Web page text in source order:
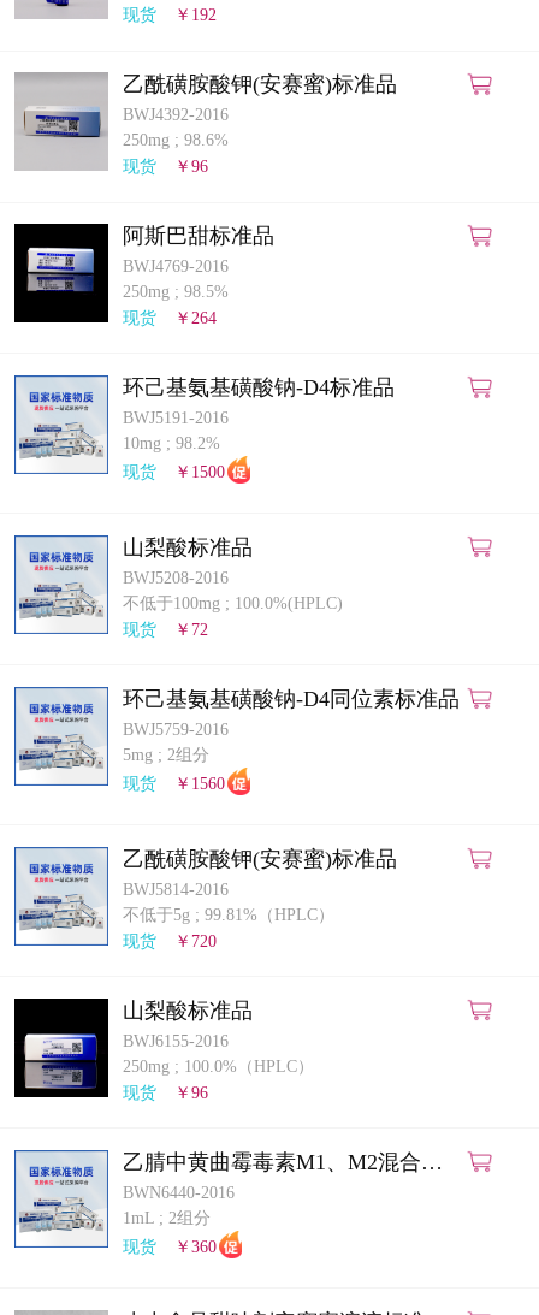
现货
￥192
乙酰磺胺酸钾(安赛蜜)标准品
BWJ4392-2016
250mg ; 98.6%
现货
￥96
阿斯巴甜标准品
BWJ4769-2016
250mg ; 98.5%
现货
￥264
环己基氨基磺酸钠-D4标准品
BWJ5191-2016
10mg ; 98.2%
现货
￥1500
山梨酸标准品
BWJ5208-2016
不低于100mg ; 100.0%(HPLC)
现货
￥72
环己基氨基磺酸钠-D4同位素标准品
BWJ5759-2016
5mg ; 2组分
现货
￥1560
乙酰磺胺酸钾(安赛蜜)标准品
BWJ5814-2016
不低于5g ; 99.81%（HPLC）
现货
￥720
山梨酸标准品
BWJ6155-2016
250mg ; 100.0%（HPLC）
现货
￥96
乙腈中黄曲霉毒素M1、M2混合溶
液标准物质
BWN6440-2016
1mL ; 2组分
现货
￥360